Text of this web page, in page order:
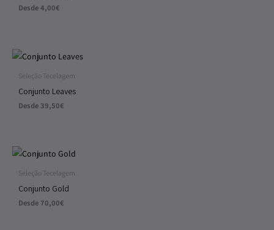
Desde4,00€
Seleção Tecelagem
Conjunto Leaves
Desde 39,50€
Seleção Tecelagem
Conjunto Gold
Desde 70,00€